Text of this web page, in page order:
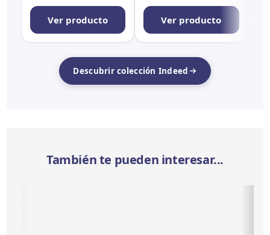
Ver producto Ver producto
Descubrir colección Indeed
También te pueden interesar...